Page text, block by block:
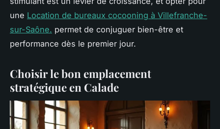
une Location de bureaux cocooning à Villefranche-
sur-Saône. permet de conjuguer bien-être et
performance dès le premier jour.
Choisir le bon emplacement
stratégique en Calade